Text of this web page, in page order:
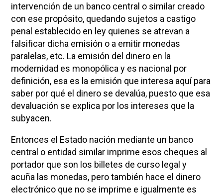
intervención de un banco central o similar creado
con ese propósito, quedando sujetos a castigo
penal establecido en ley quienes se atrevan a
falsificar dicha emisión o a emitir monedas
paralelas, etc. La emisión del dinero en la
modernidad es monopólica y es nacional por
definición, esa es la emisión que interesa aquí para
saber por qué el dinero se devalúa, puesto que esa
devaluación se explica por los intereses que la
subyacen.
Entonces el Estado nación mediante un banco
central o entidad similar imprime esos cheques al
portador que son los billetes de curso legal y
acuña las monedas, pero también hace el dinero
electrónico que no se imprime e igualmente es